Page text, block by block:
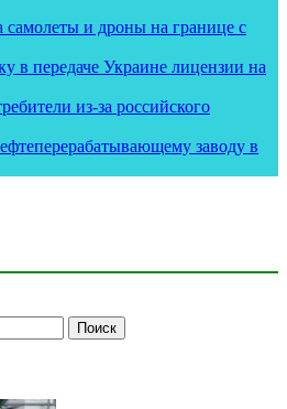
самолеты и дроны на границе с
в передаче Украине лицензии на
из-за российского
заводу в